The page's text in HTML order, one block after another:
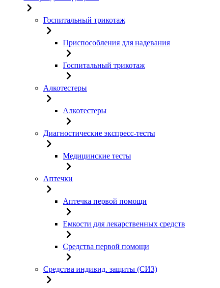
Госпитальный трикотаж
Приспособления для надевания
Госпитальный трикотаж
Алкотестеры
Алкотестеры
Диагностические экспресс-тесты
Медицинские тесты
Аптечки
Аптечка первой помощи
Емкости для лекарственных средств
Средства первой помощи
Средства индивид. защиты (СИЗ)